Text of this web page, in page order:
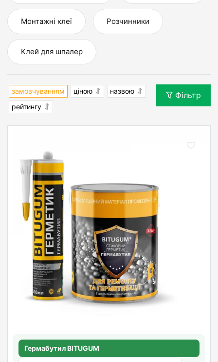
Монтажні клеї Розчинники
Клей для шпалер
замовчуванням ціною
назвою
рейтингу
Фільтр
Гермабутил BITUGUM